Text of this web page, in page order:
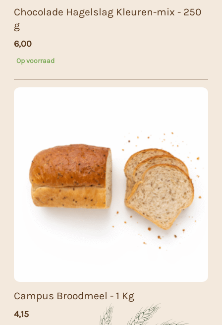
Chocolade Hagelslag Kleuren-mix - 250
g
6,00
Op voorraad
Campus Broodmeel - 1 Kg
4,15